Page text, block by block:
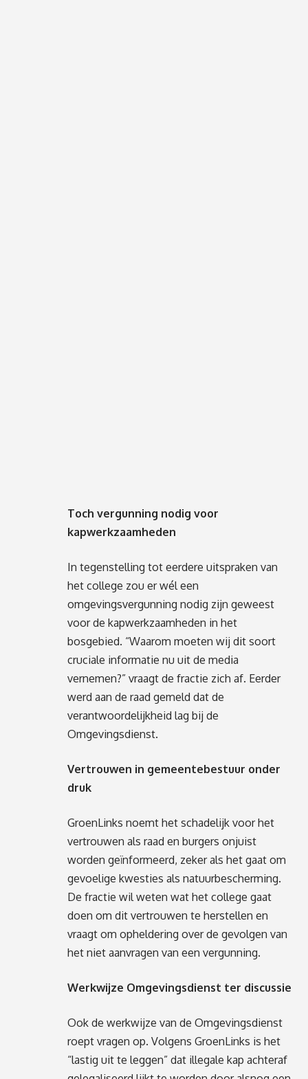
Toch vergunning nodig voor
kapwerkzaamheden
In tegenstelling tot eerdere uitspraken van
het college zou er wél een
omgevingsvergunning nodig zijn geweest
voor de kapwerkzaamheden in het
bosgebied. “Waarom moeten wij dit soort
cruciale informatie nu uit de media
vernemen?” vraagt de fractie zich af. Eerder
werd aan de raad gemeld dat de
verantwoordelijkheid lag bij de
Omgevingsdienst.
Vertrouwen in gemeentebestuur onder
druk
GroenLinks noemt het schadelijk voor het
vertrouwen als raad en burgers onjuist
worden geïnformeerd, zeker als het gaat om
gevoelige kwesties als natuurbescherming.
De fractie wil weten wat het college gaat
doen om dit vertrouwen te herstellen en
vraagt om opheldering over de gevolgen van
het niet aanvragen van een vergunning.
Werkwijze Omgevingsdienst ter discussie
Ook de werkwijze van de Omgevingsdienst
roept vragen op. Volgens GroenLinks is het
“lastig uit te leggen” dat illegale kap achteraf